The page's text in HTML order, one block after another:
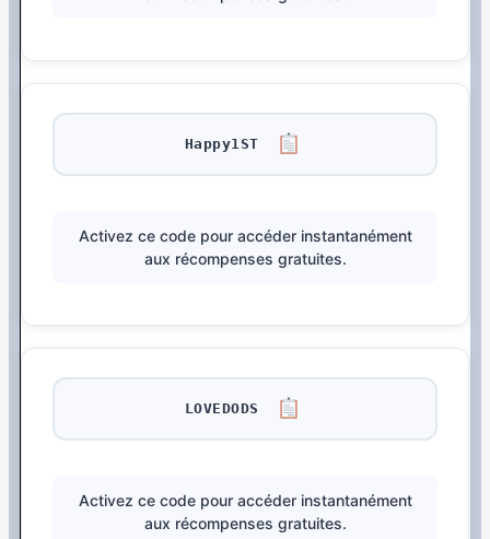
Happy1ST
Activez ce code pour accéder instantanément
aux récompenses gratuites.
LOVEDODS
Activez ce code pour accéder instantanément
aux récompenses gratuites.